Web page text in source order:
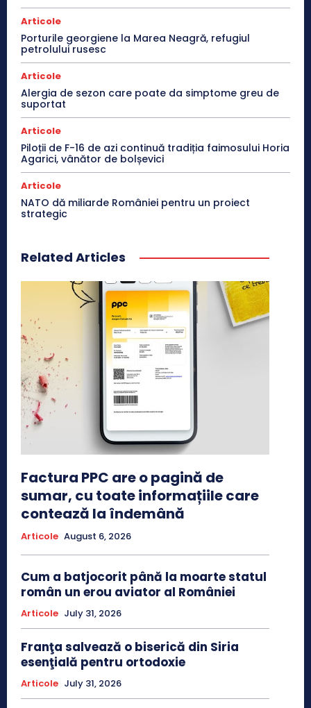
Articole
Porturile georgiene la Marea Neagră, refugiul
petrolului rusesc
Articole
Alergia de sezon care poate da simptome greu de
suportat
Articole
Piloții de F-16 de azi continuă tradiția faimosului Horia
Agarici, vânător de bolșevici
Articole
NATO dă miliarde României pentru un proiect
strategic
Related Articles
Factura PPC are o pagină de
sumar, cu toate informațiile care
contează la îndemână
Articole August 6, 2026
Cum a batjocorit până la moarte statul
român un erou aviator al României
Articole July 31, 2026
Franţa salvează o biserică din Siria
esenţială pentru ortodoxie
Articole July 31, 2026